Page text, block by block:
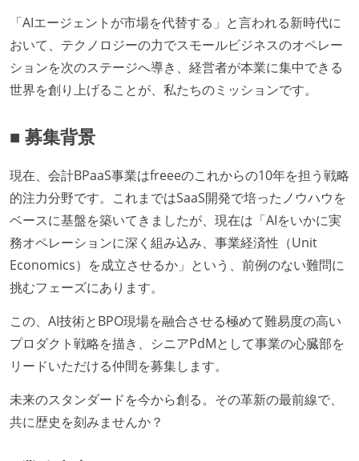
「AIエージェントが市場を代替する」と言われる新時代に
おいて、テクノロジーの力でスモールビジネスのオペレー
ションを次のステージへ導き、経営者が本業に集中できる
世界を創り上げることが、私たちのミッションです。
■ 募集背景
現在、会計BPaaS事業はfreeeのこれからの10年を担う戦略
的注力分野です。これまではSaaS開発で培ったノウハウを
ベースに基盤を築いてきましたが、現在は「AIをいかに実
務オペレーションに深く組み込み、事業経済性（Unit
Economics）を成立させるか」という、前例のない難問に
挑むフェーズにあります。
この、AI技術とBPO現場を融合させる極めて難易度の高い
プロダクト戦略を描き、シニアPdMとして事業の心臓部を
リードいただける仲間を募集します。
未来のスタンダードを今から創る。その革新の最前線で、
共に歴史を刻みませんか？